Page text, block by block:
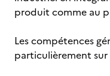
produit comme au
Les compétences
particulièrement sur